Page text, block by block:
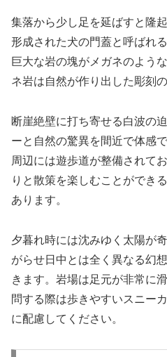
集落から少し足を延ばすと隆
形成された犬の門蓋と呼ばれ
巨大な岩の塊がメガネのよう
ネ岩は自然が作り出した彫刻
断崖絶壁に打ち寄せる白波の
ーと自然の驚異を間近で体感
周辺には遊歩道が整備されて
りと散策を楽しむことができ
あります。
夕暮れ時には沈みゆく太陽が
がらせ日中とは全く異なる幻
きます。岩場は足元が非常に
問する際は歩きやすいスニー
に配慮してください。